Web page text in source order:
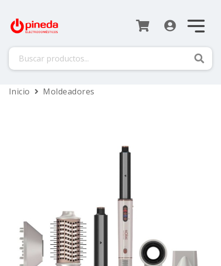
Inicio
 Moldeadores